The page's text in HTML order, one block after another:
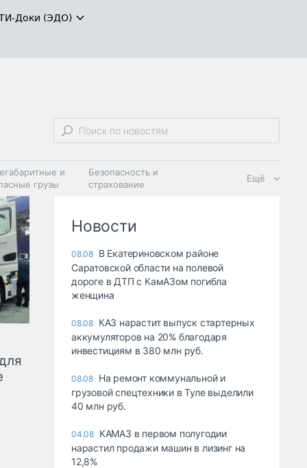
Доки (ЭДО)
и
грузы
Безопасность и
страхование
и
Ещё
Новости
08.08 В Екатериновском районе
Саратовской области на полевой
дороге в ДТП с КамАЗом погибла
женщина
08.08 КАЗ нарастит выпуск стартерных
аккумуляторов на 20% благодаря
инвестициям в 380 млн руб.
08.08 На ремонт коммунальной и
грузовой спецтехники в Туле выделили
40 млн руб.
04.08 КАМАЗ в первом полугодии
нарастил продажи машин в лизинг на
12,8%